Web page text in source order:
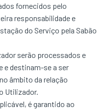
fornecidos pelo
responsabilidade e
do Serviço pela Sabão
serão processados e
e destinam-se a ser
âmbito da relação
Utilizador.
é garantido ao